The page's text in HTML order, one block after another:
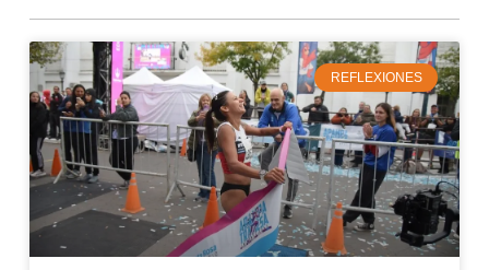
REFLEXIONES